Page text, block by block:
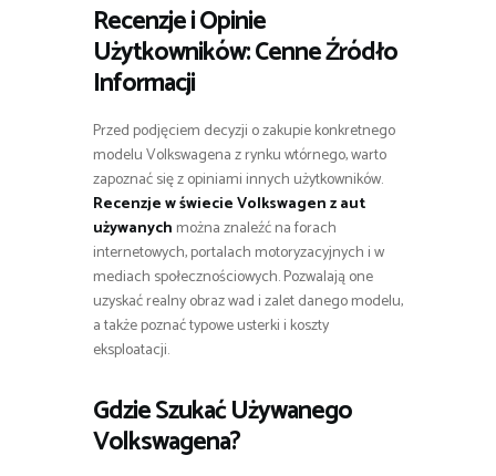
Recenzje i Opinie
Użytkowników: Cenne Źródło
Informacji
Przed podjęciem decyzji o zakupie konkretnego
modelu Volkswagena z rynku wtórnego, warto
zapoznać się z opiniami innych użytkowników.
Recenzje w świecie Volkswagen z aut
używanych można znaleźć na forach
internetowych, portalach motoryzacyjnych i w
mediach społecznościowych. Pozwalają one
uzyskać realny obraz wad i zalet danego modelu,
a także poznać typowe usterki i koszty
eksploatacji.
Gdzie Szukać Używanego
Volkswagena?